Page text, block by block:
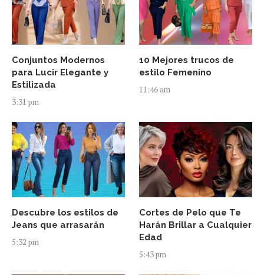
Conjuntos Modernos
para Lucir Elegante y
Estilizada
3:31 pm
10 Mejores trucos de
estilo Femenino
11:46 am
Descubre los estilos de
Jeans que arrasarán
5:32 pm
Cortes de Pelo que Te
Harán Brillar a Cualquier
Edad
5:43 pm